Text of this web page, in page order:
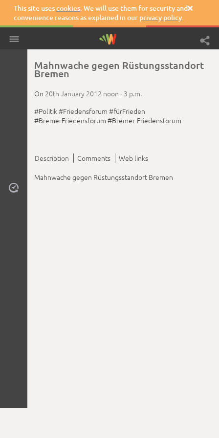
This site usescookies. We will use them for security and
convenience reasons as explained in our privacy policy.


Mahnwache gegen Rüstungsstandort
Bremen
On 20th January 2012 noon - 3 p.m.
#Politik #Friedensforum #fürFrieden
#BremerFriedensforum #Bremer-Friedensforum
Description Comments
Web links
Mahnwache gegen Rüstungsstandort Bremen